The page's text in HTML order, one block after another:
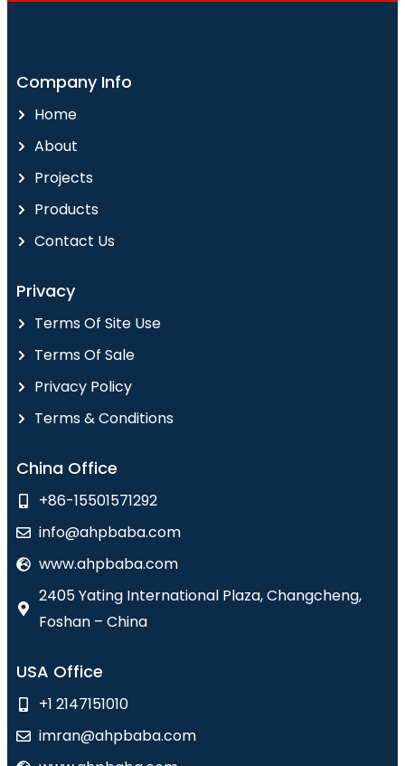
Company Info
Home
About
Projects
Products
Contact Us
Privacy
Terms Of Site Use
Terms Of Sale
Privacy Policy
Terms & Conditions
China Office
+86-15501571292
info@ahpbaba.com
www.ahpbaba.com
2405 Yating International Plaza, Changcheng,
Foshan – China
USA Office
+1 2147151010
imran@ahpbaba.com